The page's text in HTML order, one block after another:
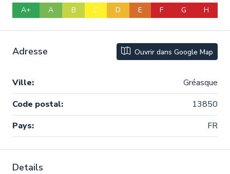
A+ A B C D E F G H
Adresse Ouvrir dans Google Map
Ville:
Gréasque
Code postal:
13850
Pays:
FR
Details